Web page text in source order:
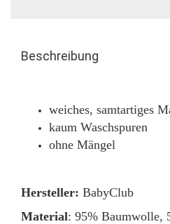
Beschreibung
weiches, samtartiges
kaum Waschspuren
ohne Mängel
Hersteller: BabyClub
Material: 95% Baumwolle,